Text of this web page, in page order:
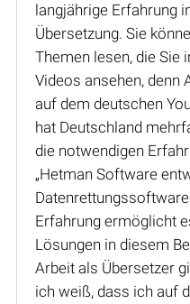
langjährige Erfahrung
Übersetzung. Sie
Themen lesen, die Sie
Videos ansehen,
auf dem deutschen
hat Deutschland
die notwendigen
„Hetman Software
Erfahrung ermöglicht
Lösungen in diesem
Arbeit als Übersetzer
ich weiß, dass ich auf